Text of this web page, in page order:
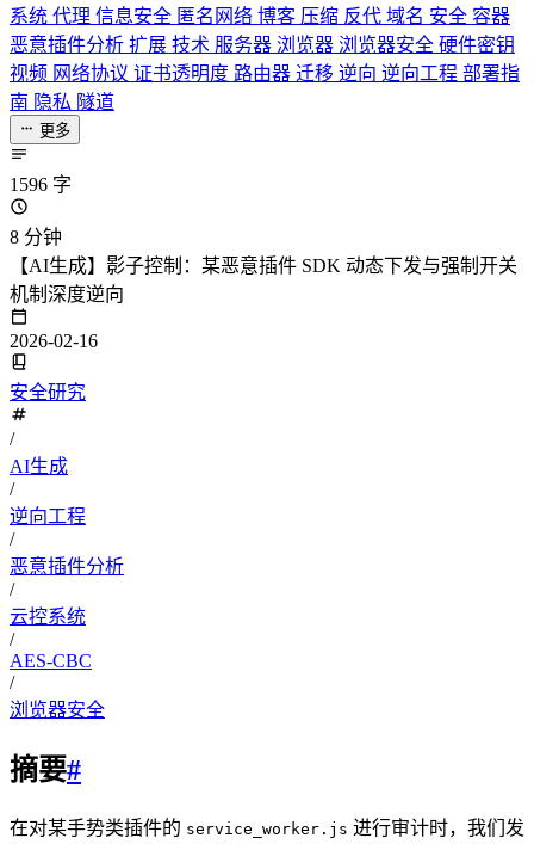
系统 代理 信息安全 匿名网络 博客 压缩 反代 域名 安全 容器
恶意插件分析 扩展 技术 服务器 浏览器 浏览器安全 硬件密钥
视频 网络协议 证书透明度 路由器 迁移 逆向 逆向工程 部署指
南 隐私 隧道
更多
1596 字
8 分钟
【AI生成】影子控制：某恶意插件 SDK 动态下发与强制开关
机制深度逆向
2026-02-16
安全研究
/
AI生成
/
逆向工程
/
恶意插件分析
/
云控系统
/
AES-CBC
/
浏览器安全
摘要#
在对某手势类插件的 service_worker.js 进行审计时，我们发